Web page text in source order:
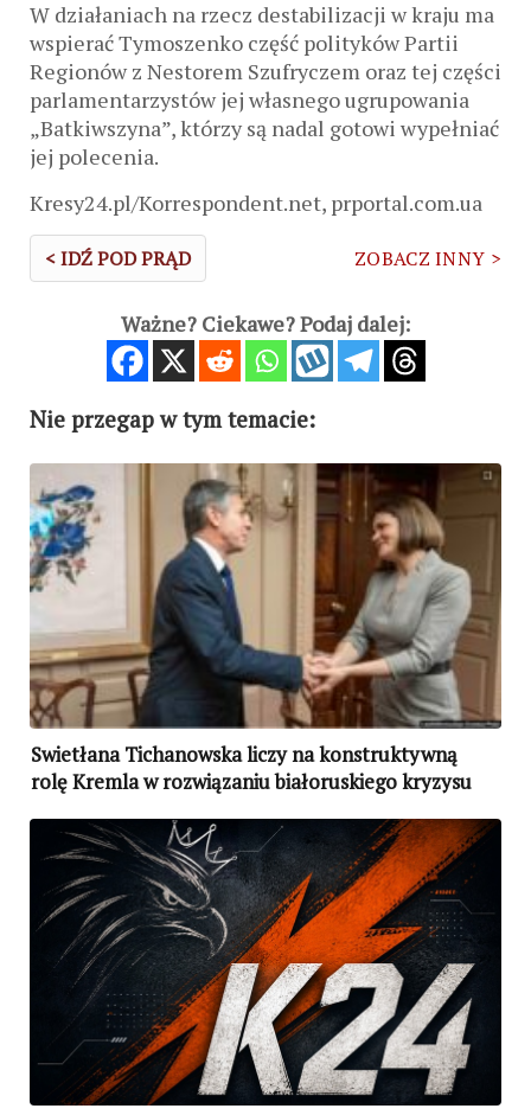
W działaniach na rzecz destabilizacji w kraju ma
wspierać Tymoszenko część polityków Partii
Regionów z Nestorem Szufryczem oraz tej części
parlamentarzystów jej własnego ugrupowania
„Batkiwszyna”, którzy są nadal gotowi wypełniać
jej polecenia.
Kresy24.pl/Korrespondent.net, prportal.com.ua
< IDŹ POD PRĄD ZOBACZ INNY >
Ważne? Ciekawe? Podaj dalej:
Nie przegap w tym temacie:
Swietłana Tichanowska liczy na konstruktywną
rolę Kremla w rozwiązaniu białoruskiego kryzysu